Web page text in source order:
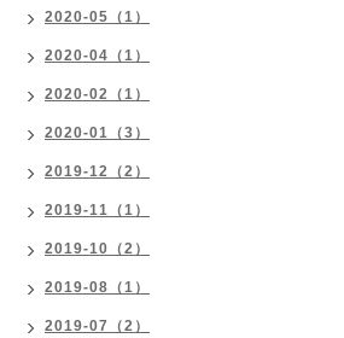
2020-05（1）
2020-04（1）
2020-02（1）
2020-01（3）
2019-12（2）
2019-11（1）
2019-10（2）
2019-08（1）
2019-07（2）